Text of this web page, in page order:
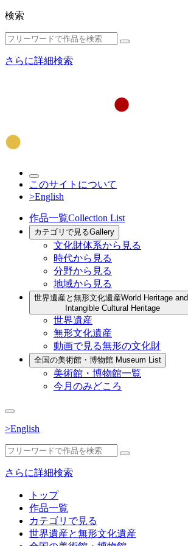
検索
さらに詳細検索
このサイトについて
>English
作品一覧Collection List
カテゴリで見るGallery
文化財体系から見る
時代から見る
分野から見る
地域から見る
世界遺産と無形文化遺産World Heritage and
Intangible Cultural Heritage
世界遺産
無形文化遺産
動画で見る無形の文化財
全国の美術館・博物館 Museum List
美術館・博物館一覧
今月のみどころ
>English
さらに詳細検索
トップ
作品一覧
カテゴリで見る
世界遺産と無形文化遺産